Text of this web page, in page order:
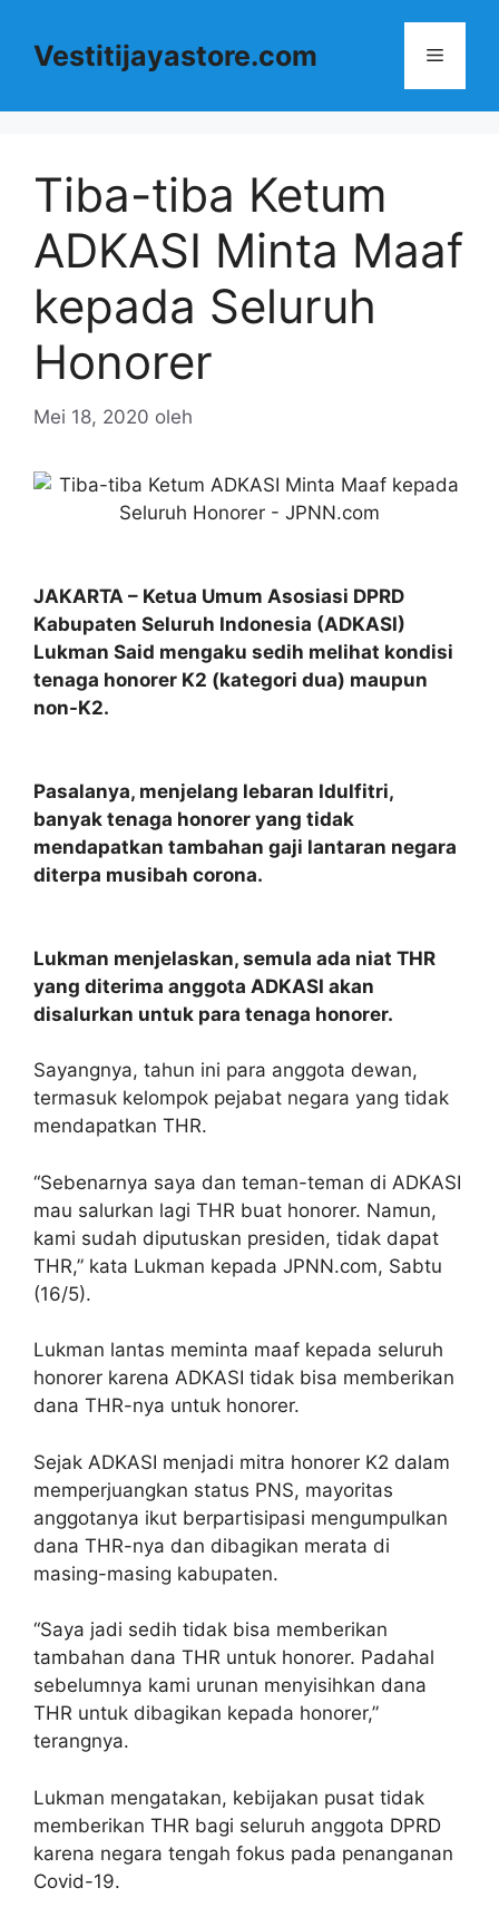
Vestitijayastore.com Menu
Tiba-tiba Ketum
ADKASI Minta Maaf
kepada Seluruh
Honorer
Mei 18, 2020 oleh
JAKARTA – Ketua Umum Asosiasi DPRD
Kabupaten Seluruh Indonesia (ADKASI)
Lukman Said mengaku sedih melihat kondisi
tenaga honorer K2 (kategori dua) maupun
non-K2.
Pasalanya, menjelang lebaran Idulfitri,
banyak tenaga honorer yang tidak
mendapatkan tambahan gaji lantaran negara
diterpa musibah corona.
Lukman menjelaskan, semula ada niat THR
yang diterima anggota ADKASI akan
disalurkan untuk para tenaga honorer.
Sayangnya, tahun ini para anggota dewan,
termasuk kelompok pejabat negara yang tidak
mendapatkan THR.
“Sebenarnya saya dan teman-teman di ADKASI
mau salurkan lagi THR buat honorer. Namun,
kami sudah diputuskan presiden, tidak dapat
THR,” kata Lukman kepada JPNN.com, Sabtu
(16/5).
Lukman lantas meminta maaf kepada seluruh
honorer karena ADKASI tidak bisa memberikan
dana THR-nya untuk honorer.
Sejak ADKASI menjadi mitra honorer K2 dalam
memperjuangkan status PNS, mayoritas
anggotanya ikut berpartisipasi mengumpulkan
dana THR-nya dan dibagikan merata di
masing-masing kabupaten.
“Saya jadi sedih tidak bisa memberikan
tambahan dana THR untuk honorer. Padahal
sebelumnya kami urunan menyisihkan dana
THR untuk dibagikan kepada honorer,”
terangnya.
Lukman mengatakan, kebijakan pusat tidak
memberikan THR bagi seluruh anggota DPRD
karena negara tengah fokus pada penanganan
Covid-19.